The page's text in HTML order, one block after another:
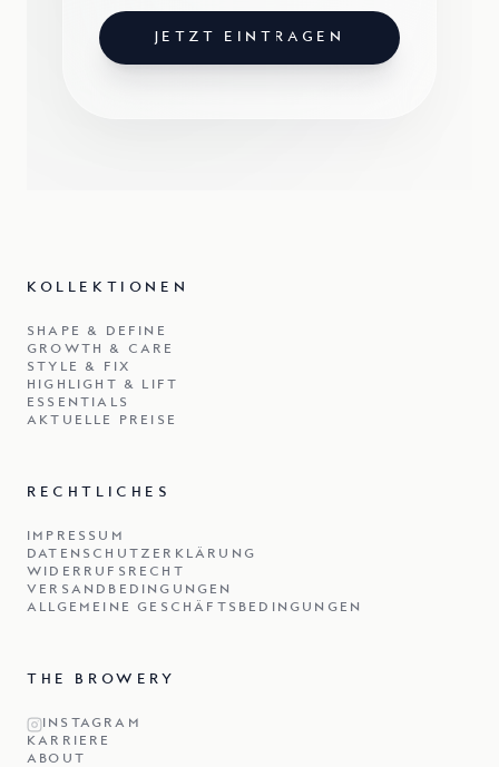
JETZT EINTRAGEN
KOLLEKTIONEN
SHAPE & DEFINE
GROWTH & CARE
STYLE & FIX
HIGHLIGHT & LIFT
ESSENTIALS
AKTUELLE PREISE
RECHTLICHES
IMPRESSUM
DATENSCHUTZERKLÄRUNG
WIDERRUFSRECHT
VERSANDBEDINGUNGEN
ALLGEMEINE GESCHÄFTSBEDINGUNGEN
THE BROWERY
INSTAGRAM
KARRIERE
ABOUT